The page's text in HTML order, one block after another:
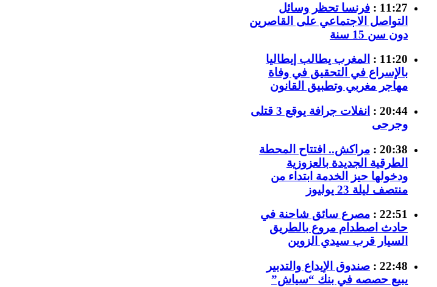
11:27 :
فرنسا تحظر وسائل
التواصل الاجتماعي على القاصرين
دون سن 15 سنة
11:20 :
المغرب يطالب إيطاليا
بالإسراع في التحقيق في وفاة
مهاجر مغربي وتطبيق القانون
20:44 :
انفلات جرافة يوقع 3 قتلى
وجرحى
20:38 :
مراكش.. افتتاح المحطة
الطرقية الجديدة بالعزوزية
ودخولها حيز الخدمة ابتداء من
منتصف ليلة 23 يوليوز
22:51 :
مصرع سائق شاحنة في
حادث اصطدام مروع بالطريق
السيار قرب سيدي الزوين
22:48 :
صندوق الإيداع والتدبير
يبيع حصصه في بنك “سياش”